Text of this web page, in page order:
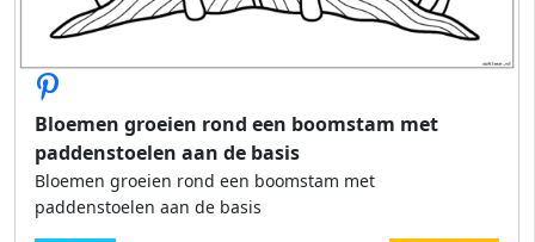
Bloemen groeien rond een boomstam met
paddenstoelen aan de basis
Bloemen groeien rond een boomstam met
paddenstoelen aan de basis